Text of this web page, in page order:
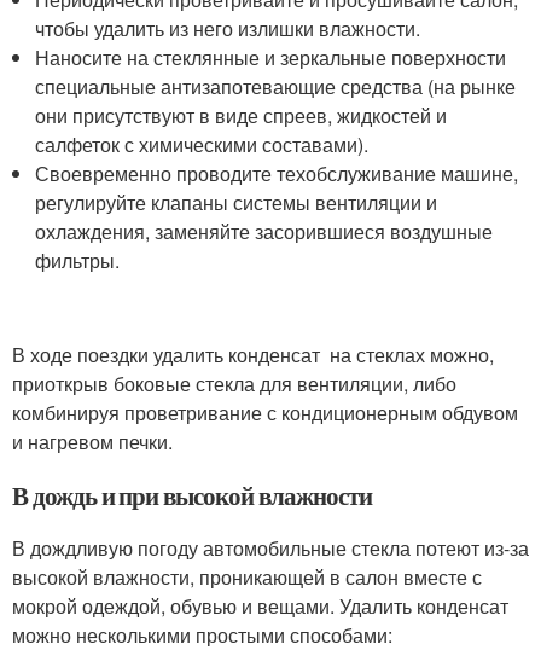
чтобы удалить из него излишки влажности.
Наносите на стеклянные и зеркальные поверхности
специальные антизапотевающие средства (на рынке
они присутствуют в виде спреев, жидкостей и
салфеток с химическими составами).
Своевременно проводите техобслуживание машине,
регулируйте клапаны системы вентиляции и
охлаждения, заменяйте засорившиеся воздушные
фильтры.
В ходе поездки удалить конденсат на стеклах можно,
приоткрыв боковые стекла для вентиляции, либо
комбинируя проветривание с кондиционерным обдувом
и нагревом печки.
В дождь и при высокой влажности
В дождливую погоду автомобильные стекла потеют из-за
высокой влажности, проникающей в салон вместе с
мокрой одеждой, обувью и вещами. Удалить конденсат
можно несколькими простыми способами: